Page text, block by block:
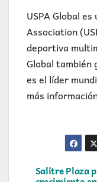
USPA Global
Association
deportiva
Global también
es el líder
más
Salitre Plaza